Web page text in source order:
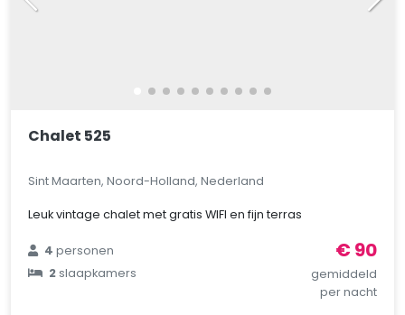
Chalet 525
Sint Maarten, Noord-Holland, Nederland
Leuk vintage chalet met gratis WIFI en fijn terras
4personen
2slaapkamers
€ 90
gemiddeld
per nacht